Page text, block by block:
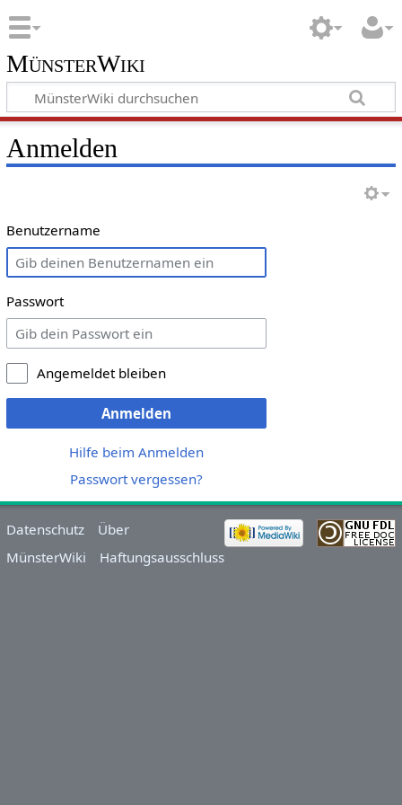
MünsterWiki
Anmelden
Benutzername
Passwort
Angemeldet bleiben
Anmelden
Hilfe beim Anmelden
Passwort vergessen?
Datenschutz
Über
MünsterWiki
Haftungsausschluss